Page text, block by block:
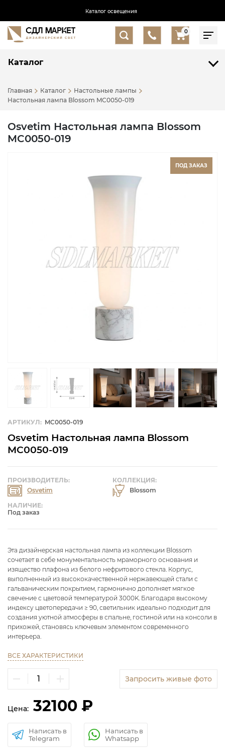
Каталог освещения
0
Каталог
Главная Каталог
Настольные лампы
Настольная лампа Blossom MC0050-019
Osvetim Настольная лампа Blossom
MC0050-019
ПОД ЗАКАЗ
АРТИКУЛ: MC0050-019
Osvetim Настольная лампа Blossom
MC0050-019
НАЛИЧИЕ:
Под заказ
КОЛЛЕКЦИЯ:
Blossom
ПРОИЗВОДИТЕЛЬ:
Osvetim
Эта дизайнерская настольная лампа из коллекции Blossom
сочетает в себе монументальность мраморного основания и
изящество плафона из белого нефритового стекла. Корпус,
выполненный из высококачественной нержавеющей стали с
гальваническим покрытием, гармонично дополняет мягкое
свечение с цветовой температурой 3000K. Благодаря высокому
индексу цветопередачи ≥ 90, светильник идеально подходит для
создания уютной атмосферы в спальне, гостиной или на консоли в
прихожей, становясь ключевым элементом современного
интерьера.
ВСЕ ХАРАКТЕРИСТИКИ
Запросить живые фото
Цена: 32100 ₽
Написать в
Telegram
Написать в
Whatsapp